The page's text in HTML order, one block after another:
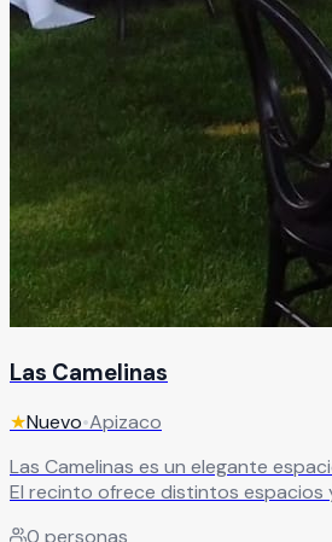
Las Camelinas
★Nuevo•Apizaco
Las Camelinas es un elegante
El recinto ofrece distintos espacios